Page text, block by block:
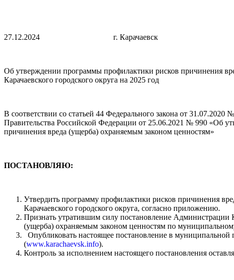
27.12.2024 г. Карачаевск №
Об утверждении программы профилактики рисков причинения
Карачаевского городского округа на 2025 год
В соответствии со статьей 44 Федерального закона от
Правительства Российской Федерации от 25.06.2021 № 990 «Об
причинения вреда (ущерба) охраняемым законом ценностям»
ПОСТАНОВЛЯЮ:
Утвердить программу профилактики рисков причинения
Карачаевского городского округа, согласно приложению.
Признать утратившим силу постановление Администрации
(ущерба) охраняемым законом ценностям по
Опубликовать настоящее постановление в муниципальной
(www.karachaevsk.info).
Контроль за исполнением настоящего постановления